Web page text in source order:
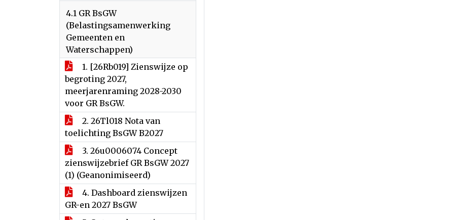
4.1 GR BsGW
(Belastingsamenwerking
Gemeenten en
Waterschappen)
1. [26Rb019] Zienswijze op
begroting 2027,
meerjarenraming 2028-2030
voor GR BsGW.
2. 26Tl018 Nota van
toelichting BsGW B2027
3. 26u0006074 Concept
zienswijzebrief GR BsGW 2027
(1) (Geanonimiseerd)
4. Dashboard zienswijzen
GR-en 2027 BsGW